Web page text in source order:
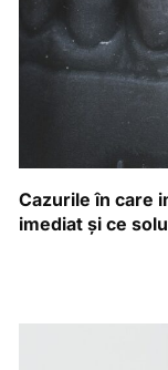
Cazurile în care
imediat și ce